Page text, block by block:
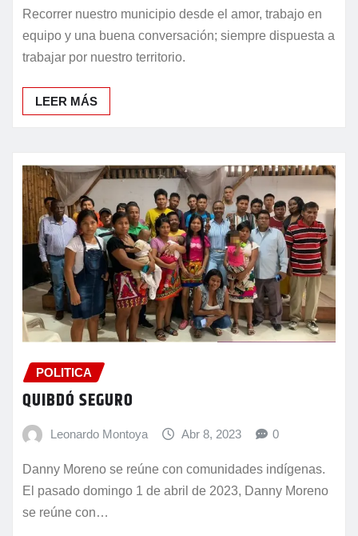
Recorrer nuestro municipio desde el amor, trabajo en
equipo y una buena conversación; siempre dispuesta a
trabajar por nuestro territorio.
LEER MÁS
POLITICA
QUIBDÓ SEGURO
Leonardo Montoya Abr 8, 2023 0
Danny Moreno se reúne con comunidades indígenas.
El pasado domingo 1 de abril de 2023, Danny Moreno
se reúne con…